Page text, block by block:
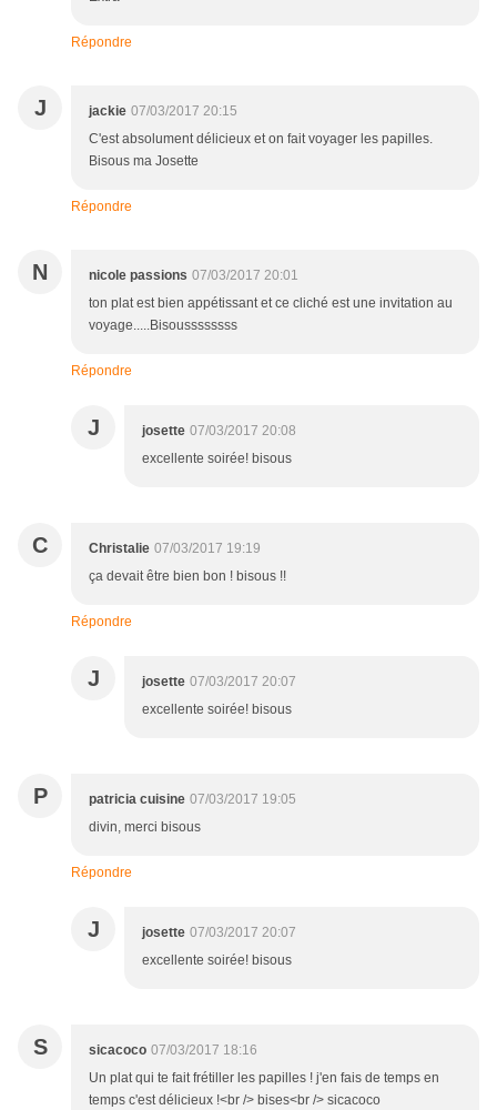
Répondre
J jackie 07/03/2017 20:15
C'est absolument délicieux et on fait voyager les papilles.
Bisous ma Josette
Répondre
N nicole passions 07/03/2017 20:01
ton plat est bien appétissant et ce cliché est une invitation au
voyage.....Bisoussssssss
Répondre
J josette 07/03/2017 20:08
excellente soirée! bisous
C Christalie 07/03/2017 19:19
ça devait être bien bon ! bisous !!
Répondre
J josette 07/03/2017 20:07
excellente soirée! bisous
P patricia cuisine 07/03/2017 19:05
divin, merci bisous
Répondre
J josette 07/03/2017 20:07
excellente soirée! bisous
S sicacoco 07/03/2017 18:16
Un plat qui te fait frétiller les papilles ! j'en fais de temps en
temps c'est délicieux !<br /> bises<br /> sicacoco